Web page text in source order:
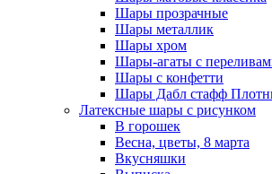
Шары прозрачные
Шары металлик
Шары хром
Шары-агаты с
Шары с конфетти
Шары Дабл стафф
Латексные шары с рисунком
В горошек
Весна, цветы, 8 марта
Вкусняшки